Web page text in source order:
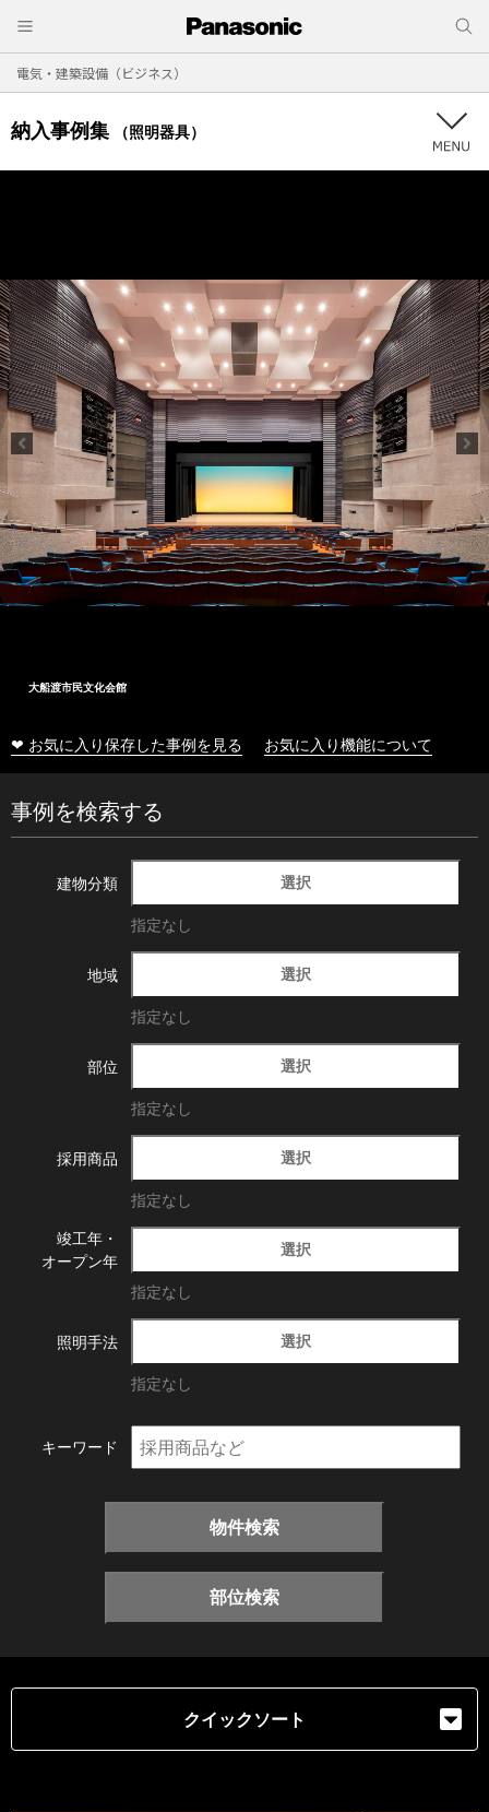
電気・建築設備（ビジネス）
納入事例集 （照明器具）
大船渡市民文化会館
❤ お気に入り保存した事例を見る お気に入り機能について
事例を検索する
建物分類 選択
指定なし
地域 選択
指定なし
部位 選択
指定なし
採用商品 選択
指定なし
竣工年・
オープン年
選択
指定なし
照明手法 選択
指定なし
キーワード
物件検索
部位検索
クイックソート